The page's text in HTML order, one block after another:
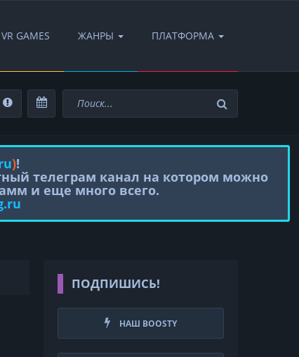
VR GAMES ЖАНРЫ ПЛАТФОРМА
)!
телеграм канал на котором можно
и еще много всего.
ПОДПИШИСЬ!
НАШ BOOSTY